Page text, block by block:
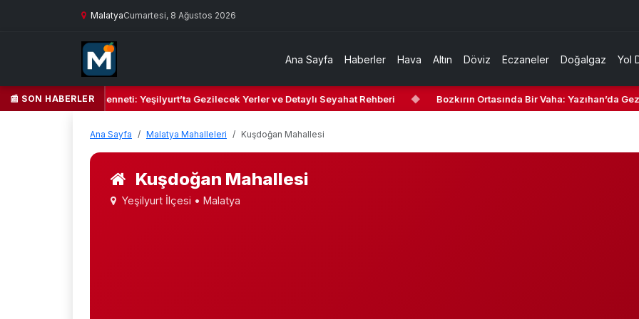
MalatyaCumartesi, 8 Ağustos 2026
Ana Sayfa Haberler Hava Altın Döviz Eczaneler Doğalgaz Yol
📰 SON HABERLER
Kalbi ve Kültür Cenneti: Yeşilyurt’ta Gezilecek Yerler ve Detaylı Seyahat Rehberi ◆ Bozkırın Ortasında Bir Vaha: Yazıhan’da
Ana Sayfa Malatya Mahalleleri Kuşdoğan Mahallesi
Kuşdoğan Mahallesi
Yeşilyurt İlçesi • Malatya